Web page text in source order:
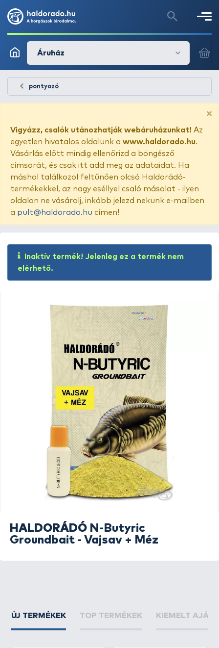
Áruház
pontyozó
×
Vigyázz, csalók utánozhatják webáruházunkat! Az
egyetlen hivatalos oldalunk a www.haldorado.hu.
Vásárlás előtt mindig ellenőrizd a böngésző
címsorát, és csak itt add meg az adataidat. Ha
máshol találkozol feltűnően olcsó Haldorádó-
termékekkel, az nagy eséllyel csaló másolat - ilyen
oldalon ne vásárolj, inkább jelezd nekünk e-mailben
a pult@haldorado.hu címen!
Inaktív termék! Jelenleg ez a termék nem
elérhető.
HALDORÁDÓ N-Butyric
Groundbait - Vajsav + Méz
ÚJ TERMÉKEK TOP TERMÉKEK KIEMELT